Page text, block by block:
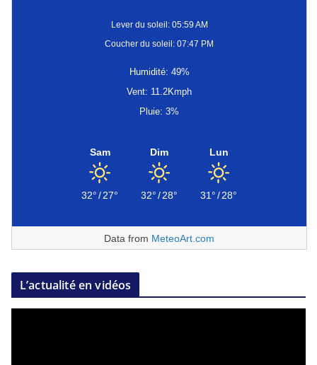
Lever du soleil: 05:59 AM
Coucher du soleil: 07:47 PM
Humidité: 49%
Vent: 11.2Kmph
Pluie: 3%
Sam
32°/27°
Dim
32°/28°
Lun
31°/28°
Data from MeteoArt.com
L’actualité en vidéos